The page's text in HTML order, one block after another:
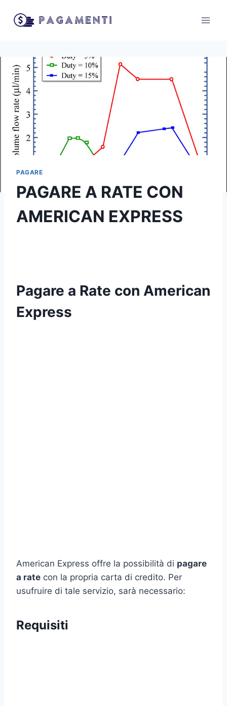
PAGARE
PAGARE A RATE CON
AMERICAN EXPRESS
Pagare a Rate con American
Express
American Express offre la possibilità di pagare
a rate con la propria carta di credito. Per
usufruire di tale servizio, sarà necessario:
Requisiti